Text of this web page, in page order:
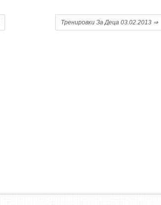
Тренировки За Деца 03.02.2013 ⇒